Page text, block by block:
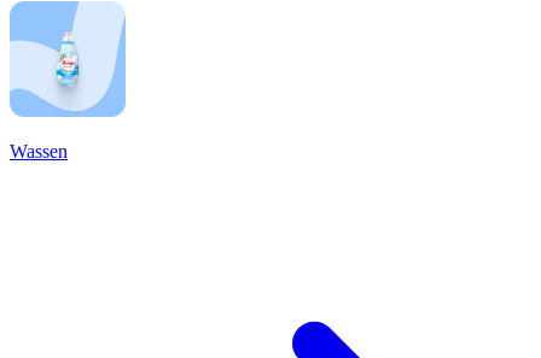
Wassen